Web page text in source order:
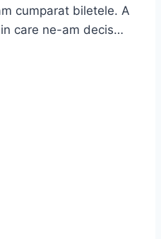
cumparat biletele. A
care ne-am decis…